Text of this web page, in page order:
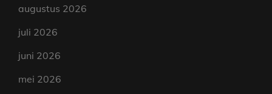
augustus 2026
juli 2026
juni 2026
mei 2026